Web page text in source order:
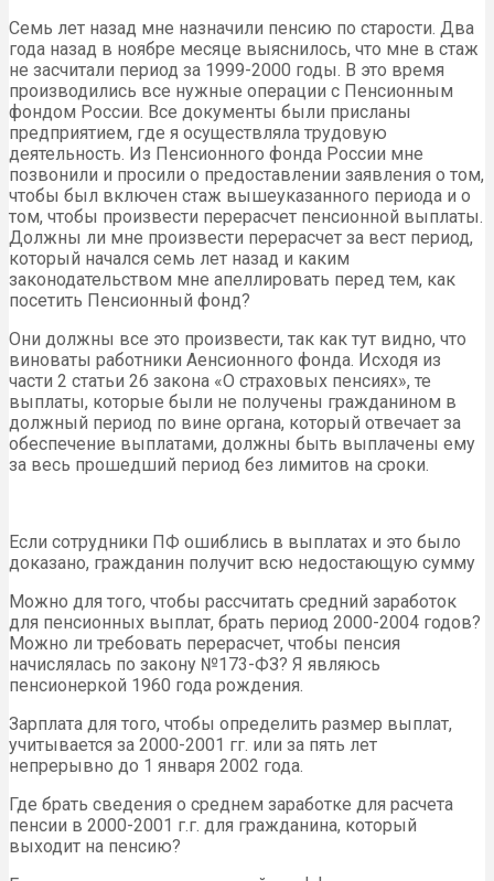
Семь лет назад мне назначили пенсию по старости. Два
года назад в ноябре месяце выяснилось, что мне в стаж
не засчитали период за 1999-2000 годы. В это время
производились все нужные операции с Пенсионным
фондом России. Все документы были присланы
предприятием, где я осуществляла трудовую
деятельность. Из Пенсионного фонда России мне
позвонили и просили о предоставлении заявления о том,
чтобы был включен стаж вышеуказанного периода и о
том, чтобы произвести перерасчет пенсионной выплаты.
Должны ли мне произвести перерасчет за вест период,
который начался семь лет назад и каким
законодательством мне апеллировать перед тем, как
посетить Пенсионный фонд?
Они должны все это произвести, так как тут видно, что
виноваты работники Аенсионного фонда. Исходя из
части 2 статьи 26 закона «О страховых пенсиях», те
выплаты, которые были не получены гражданином в
должный период по вине органа, который отвечает за
обеспечение выплатами, должны быть выплачены ему
за весь прошедший период без лимитов на сроки.
Если сотрудники ПФ ошиблись в выплатах и это было
доказано, гражданин получит всю недостающую сумму
Можно для того, чтобы рассчитать средний заработок
для пенсионных выплат, брать период 2000-2004 годов?
Можно ли требовать перерасчет, чтобы пенсия
начислялась по закону №173-ФЗ? Я являюсь
пенсионеркой 1960 года рождения.
Зарплата для того, чтобы определить размер выплат,
учитывается за 2000-2001 гг. или за пять лет
непрерывно до 1 января 2002 года.
Где брать сведения о среднем заработке для расчета
пенсии в 2000-2001 г.г. для гражданина, который
выходит на пенсию?